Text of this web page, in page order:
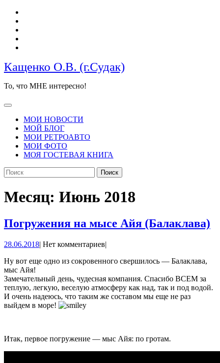
Перейти
содержимому
Кащенко О.В. (г.Судак)
То, что МНЕ интересно!
Кнопка
ОткрытьМОИ НОВОСТИ
МОЙ БЛОГ
МОИ РЕТРОАВТО
МОИ ФОТО
МОЯ ГОСТЕВАЯ КНИГА
КНОПКА
ЗАКРЫТЬ
Найти:
Месяц: Июнь 2018
Погружения на мысе Айя (Балаклава)
28.06.201828.06.2018
| Нет комментариев|
Ну вот еще одно из сокровенного свершилось — Балаклава,
мыс Айя!
Замечательный день, чудесная компания. Спасибо ВСЕМ за
теплую, легкую, веселую атмосферу как над, так и под водой.
И очень надеюсь, что таким же составом мы еще не раз
выйдем в море!
Итак, первое погружение — мыс Айя: по гротам.